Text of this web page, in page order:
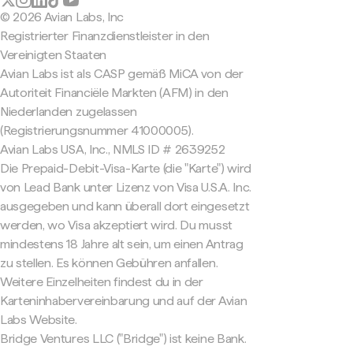
© 2026 Avian Labs, Inc
Registrierter Finanzdienstleister in den
Vereinigten Staaten
Avian Labs ist als CASP gemäß MiCA von der
Autoriteit Financiële Markten (AFM) in den
Niederlanden zugelassen
(Registrierungsnummer 41000005).
Avian Labs USA, Inc., NMLS ID # 2639252
Die Prepaid-Debit-Visa-Karte (die "Karte") wird
von Lead Bank unter Lizenz von Visa U.S.A. Inc.
ausgegeben und kann überall dort eingesetzt
werden, wo Visa akzeptiert wird. Du musst
mindestens 18 Jahre alt sein, um einen Antrag
zu stellen. Es können Gebühren anfallen.
Weitere Einzelheiten findest du in der
Karteninhabervereinbarung und auf der Avian
Labs Website.
Bridge Ventures LLC ("Bridge") ist keine Bank.